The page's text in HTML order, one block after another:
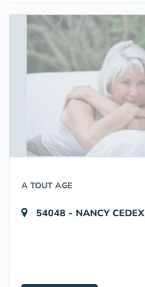
A TOUT AGE
54048 - NANCY CEDEX